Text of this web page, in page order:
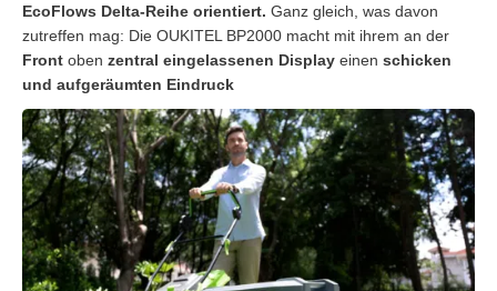
EcoFlows Delta-Reihe orientiert. Ganz gleich, was davon
zutreffen mag: Die OUKITEL BP2000 macht mit ihrem an der
Front oben zentral eingelassenen Display einen schicken
und aufgeräumten Eindruck